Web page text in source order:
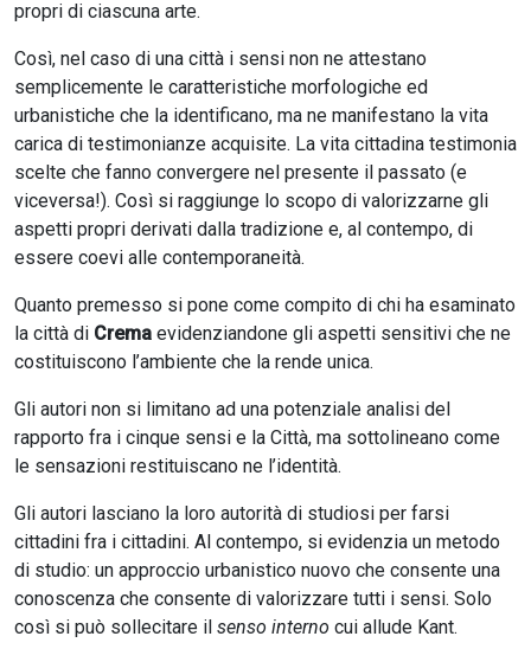
propri di ciascuna arte.
Così, nel caso di una città i sensi non ne attestano
semplicemente le caratteristiche morfologiche ed
urbanistiche che la identificano, ma ne manifestano la vita
carica di testimonianze acquisite. La vita cittadina testimonia
scelte che fanno convergere nel presente il passato (e
viceversa!). Così si raggiunge lo scopo di valorizzarne gli
aspetti propri derivati dalla tradizione e, al contempo, di
essere coevi alle contemporaneità.
Quanto premesso si pone come compito di chi ha esaminato
la città di Crema evidenziandone gli aspetti sensitivi che ne
costituiscono l’ambiente che la rende unica.
Gli autori non si limitano ad una potenziale analisi del
rapporto fra i cinque sensi e la Città, ma sottolineano come
le sensazioni restituiscano ne l’identità.
Gli autori lasciano la loro autorità di studiosi per farsi
cittadini fra i cittadini. Al contempo, si evidenzia un metodo
di studio: un approccio urbanistico nuovo che consente una
conoscenza che consente di valorizzare tutti i sensi. Solo
così si può sollecitare il senso interno cui allude Kant.